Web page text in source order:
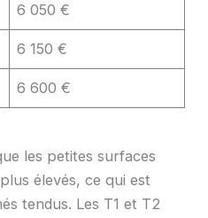
6 050 €
6 150 €
6 600 €
les petites surfaces
élevés, ce qui est
tendus. Les T1 et T2